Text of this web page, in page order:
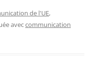
de l'UE,
aveccommunication